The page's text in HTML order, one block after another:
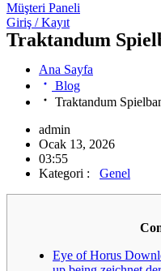
Müşteri Paneli
Giriş / Kayıt
Traktandum
Ana Sayfa
Blog
Traktandum
admin
Ocak 13, 2026
03:55
Kategori :
Genel
Eye of Horus